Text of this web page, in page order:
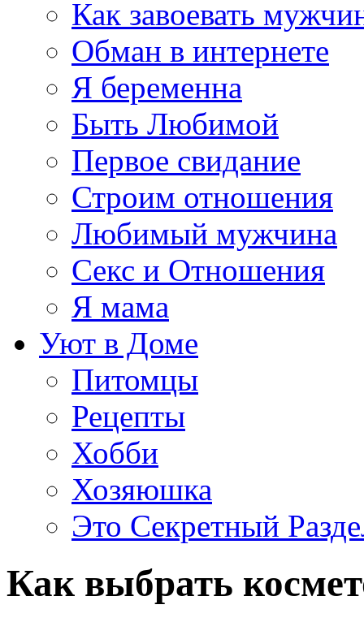
Как завоевать
Обман в интернете
Я беременна
Быть Любимой
Первое свидание
Строим отношения
Любимый мужчина
Секс и Отношения
Я мама
Уют в Доме
Питомцы
Рецепты
Хобби
Хозяюшка
Это Секретный
Как выбрать